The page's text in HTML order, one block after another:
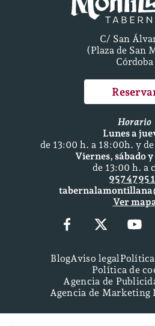
C/ San
(Plaza de San
Córdoba
Horario
Lunes a
de 13:00 h. a 18:00h. y
Viernes, sábado
de 13:00 h. a
957 47 95
Ver
BlogAviso legal
Política de
Agencia de
Agencia de Marketing